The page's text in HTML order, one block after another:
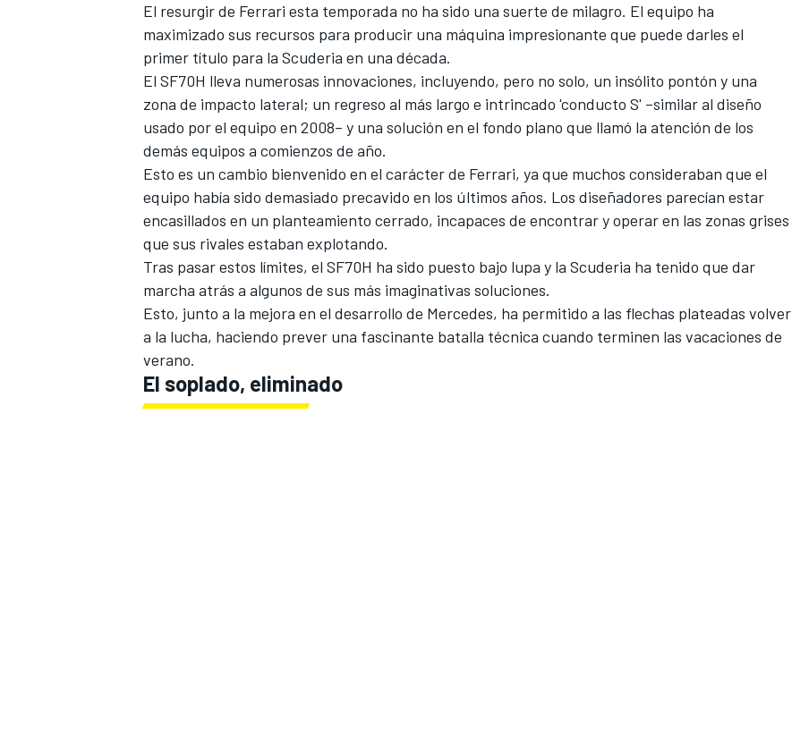
El resurgir de Ferrari esta temporada no ha sido una suerte de milagro. El equipo ha
maximizado sus recursos para producir una máquina impresionante que puede darles el
primer título para la Scuderia en una década.
El SF70H lleva numerosas innovaciones, incluyendo, pero no solo, un insólito pontón y una
zona de impacto lateral; un regreso al más largo e intrincado 'conducto S' –similar al diseño
usado por el equipo en 2008– y una solución en el fondo plano que llamó la atención de los
demás equipos a comienzos de año.
Esto es un cambio bienvenido en el carácter de Ferrari, ya que muchos consideraban que el
equipo había sido demasiado precavido en los últimos años. Los diseñadores parecían estar
encasillados en un planteamiento cerrado, incapaces de encontrar y operar en las zonas grises
que sus rivales estaban explotando.
Tras pasar estos límites, el SF70H ha sido puesto bajo lupa y la Scuderia ha tenido que dar
marcha atrás a algunos de sus más imaginativas soluciones.
Esto, junto a la mejora en el desarrollo de Mercedes, ha permitido a las flechas plateadas volver
a la lucha, haciendo prever una fascinante batalla técnica cuando terminen las vacaciones de
verano.
El soplado, eliminado